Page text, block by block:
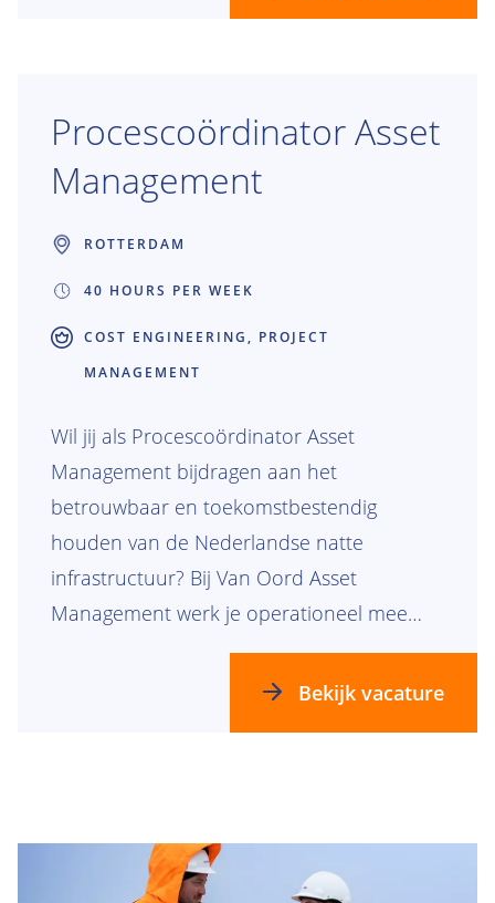
Procescoördinator Asset
Management
ROTTERDAM
40 HOURS PER WEEK
COST ENGINEERING, PROJECT
MANAGEMENT
Wil jij als Procescoördinator Asset
Management bijdragen aan het
betrouwbaar en toekomstbestendig
houden van de Nederlandse natte
infrastructuur? Bij Van Oord Asset
Management werk je operationeel mee
aan het verbeteren, borgen en toepassen
van processen binnen langlopendeBekijk vacature